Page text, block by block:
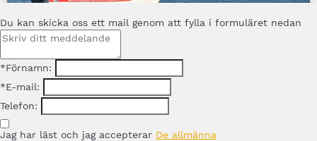
Du kan skicka oss ett mail genom att fylla i formuläret nedan
*Förnamn:
*E-mail:
Telefon:
Jag har läst och jag accepterar De allmänna